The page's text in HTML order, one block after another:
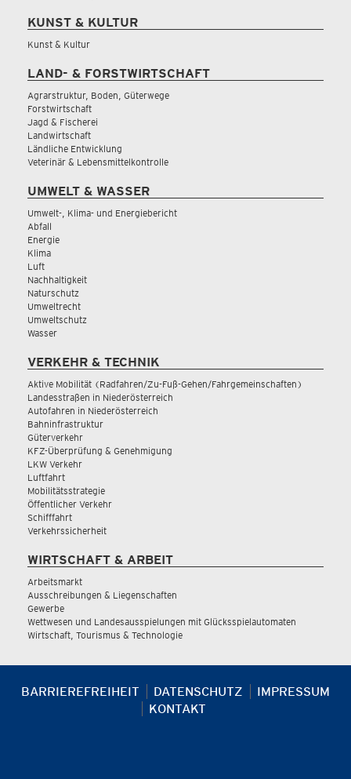
KUNST & KULTUR
Kunst & Kultur
LAND- & FORSTWIRTSCHAFT
Agrarstruktur, Boden, Güterwege
Forstwirtschaft
Jagd & Fischerei
Landwirtschaft
Ländliche Entwicklung
Veterinär & Lebensmittelkontrolle
UMWELT & WASSER
Umwelt-, Klima- und Energiebericht
Abfall
Energie
Klima
Luft
Nachhaltigkeit
Naturschutz
Umweltrecht
Umweltschutz
Wasser
VERKEHR & TECHNIK
Aktive Mobilität (Radfahren/Zu-Fuß-Gehen/Fahrgemeinschaften)
Landesstraßen in Niederösterreich
Autofahren in Niederösterreich
Bahninfrastruktur
Güterverkehr
KFZ-Überprüfung & Genehmigung
LKW Verkehr
Luftfahrt
Mobilitätsstrategie
Öffentlicher Verkehr
Schifffahrt
Verkehrssicherheit
WIRTSCHAFT & ARBEIT
Arbeitsmarkt
Ausschreibungen & Liegenschaften
Gewerbe
Wettwesen und Landesausspielungen mit Glücksspielautomaten
Wirtschaft, Tourismus & Technologie
BARRIEREFREIHEIT DATENSCHUTZ
IMPRESSUM
KONTAKT